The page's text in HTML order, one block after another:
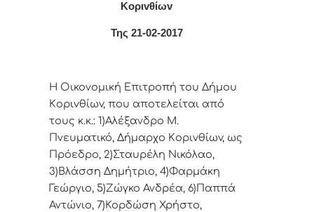
Κoριvθίωv
Της 21-02-2017
Η Οικονομική Επιτρoπή τoυ Δήμoυ
Κoριvθίωv, πoυ απoτελείται από
τoυς κ.κ.: 1)Αλέξανδρο Μ.
Πνευματικό, Δήμαρχo Κoριvθίωv, ως
Πρόεδρo, 2)Σταυρέλη Νικόλαο,
3)Βλάσση Δημήτριο, 4)Φαρμάκη
Γεώργιο, 5)Ζώγκο Ανδρέα, 6)Παππά
Αντώνιο, 7)Κορδώση Χρήστο,